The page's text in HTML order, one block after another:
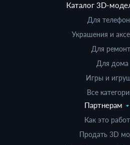
Каталог 3D-
Для
Украшения и
Для
Для дома
Игры и
Все
Партнерам
Как это
Продать 3D